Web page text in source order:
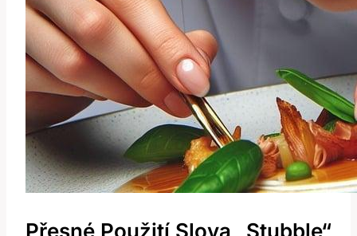
Přesné Použití Slova „stubble“